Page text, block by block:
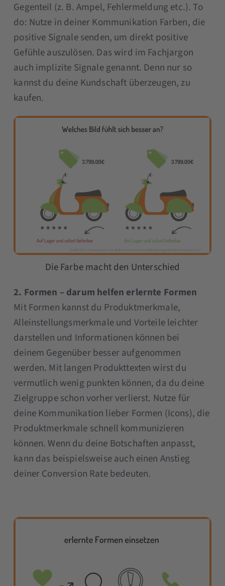
Gegenteil (z. B. Ampel, Fehlermeldung etc.). To
do: Nutze in deiner Kommunikation Farben, die
positive Signale senden, um direkt positive
Gefühle auszulösen. Das wird im Fachjargon
auch implizite Signale genannt. Denn nur so
kannst du deine Kundschaft überzeugen, zu
kaufen.
Die Farbe macht den Unterschied
2. Formen – darum helfen erlernte Formen
Mit Formen kannst du Produktmerkmale,
Alleinstellungsmerkmale und Vorteile leichter
darstellen und Informationen können bei
deinem Gegenüber besser aufgenommen
werden. Mit langen Produkttexten wirst du
vermutlich wenig punkten können, da du deine
Zielgruppe schon vorher verlierst. Nutze für
deine Kommunikation lieber Formen (Icons), die
Produktmerkmale schnell kommunizieren
können. Wenn du deine Botschaften anpasst,
kann das beispielsweise auch einen Anstieg
deiner Conversion Rate bedeuten.